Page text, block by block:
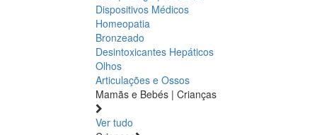
Dispositivos Médicos
Homeopatia
Bronzeado
Desintoxicantes Hepáticos
Olhos
Articulações e Ossos
Mamãs e Bebés | Crianças
Ver tudo